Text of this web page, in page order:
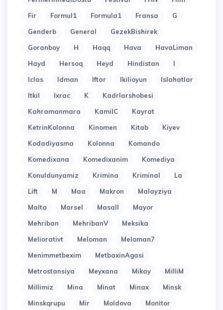
Fir
Formul1 Formula1 Fransa
G
Genderb
General
GezekBishirek
Goranboy
H Haqq Hava
HavaLiman
Hayd
Hersoq Heyd Hindistan
I
Iclas
Idman Iftar Ikilioyun
Islahatlar
Itkil
Ixrac K
Kadrlarshobesi
Kahramanmara
KamilC
Kayrat
KetrinKolonna
Kinomen Kitab
Kiyev
Kodadiyasma
Kolonna
Komando
Komedixana
Komedixanim
Komediya
Konuldunyamiz
Krimina Kriminal
La
Lift
M Maa Makron
Malayziya
Malta
Marsel Masall
Mayor
Mehriban
MehribanV
Meksika
Meliorativt
Meloman
Meloman7
Menimmetbexim
MetbaxinAgasi
Metrostansiya
Meyxana Mikay
MilliM
Millimiz
Mina Minat Minax
Minsk
Minskqrupu
Mir Moldova
Monitor